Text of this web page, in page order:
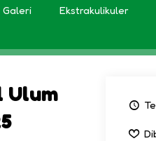
Galeri Ekstrakulikuler
Hari
Ulum